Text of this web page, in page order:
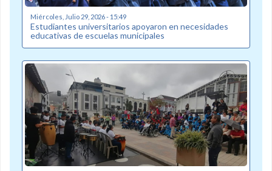
Miércoles, Julio 29, 2026 - 15:49
Estudiantes universitarios apoyaron en necesidades
educativas de escuelas municipales